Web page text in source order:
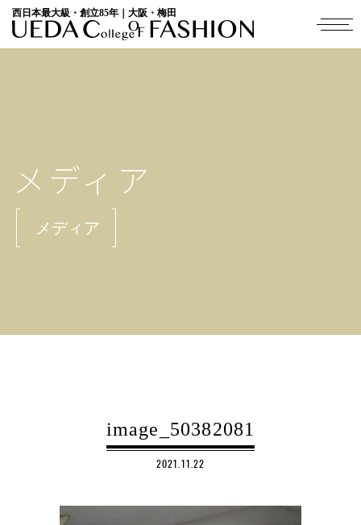
西日本最大級・創立85年｜大阪・梅田
メディア
メディア
image_50382081
2021.11.22